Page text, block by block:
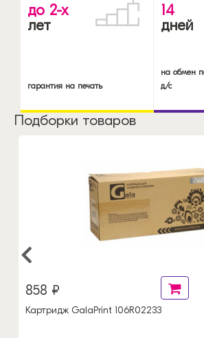
до 2-х
лет
гарантия на печать
14
дней
на обмен
д/с
Подборки товаров
858 ₽
Картридж GalaPrint 106R02233